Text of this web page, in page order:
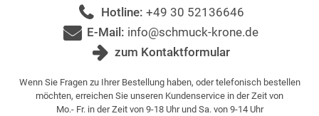
Hotline: +49 30 52136646
E-Mail: info@schmuck-krone.de
zum Kontaktformular
Wenn Sie Fragen zu Ihrer Bestellung haben, oder telefonisch bestellen
möchten, erreichen Sie unseren Kundenservice in der Zeit von
Mo.- Fr. in der Zeit von 9-18 Uhr und Sa. von 9-14 Uhr